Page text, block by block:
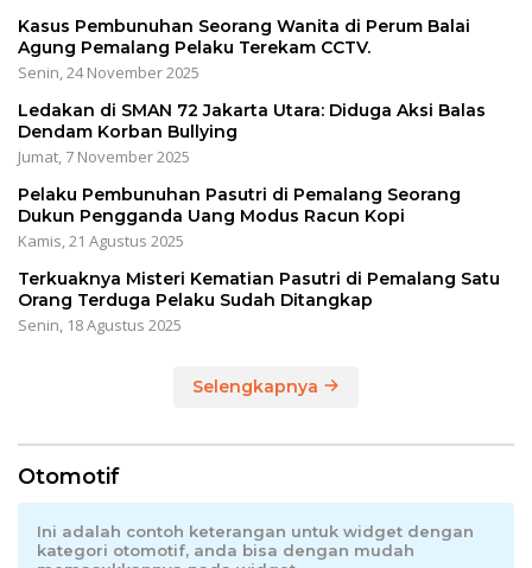
Kasus Pembunuhan Seorang Wanita di Perum Balai
Agung Pemalang Pelaku Terekam CCTV.
Senin, 24 November 2025
Ledakan di SMAN 72 Jakarta Utara: Diduga Aksi Balas
Dendam Korban Bullying
Jumat, 7 November 2025
Pelaku Pembunuhan Pasutri di Pemalang Seorang
Dukun Pengganda Uang Modus Racun Kopi
Kamis, 21 Agustus 2025
Terkuaknya Misteri Kematian Pasutri di Pemalang Satu
Orang Terduga Pelaku Sudah Ditangkap
Senin, 18 Agustus 2025
Selengkapnya
Otomotif
Ini adalah contoh keterangan untuk widget dengan
kategori otomotif, anda bisa dengan mudah